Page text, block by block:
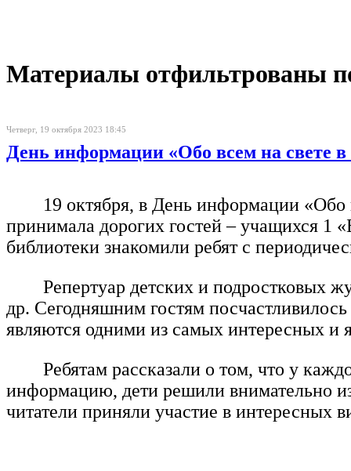
Материалы отфильтрованы
Четверг, 19 октября 2023 18:45
День информации «Обо всем на свете в
19 октября, в День информации «Обо
принимала дорогих гостей – учащихся
библиотеки знакомили ребят с
Репертуар детских и подростковых
др. Сегодняшним гостям
являются одними из самых интересных и
Ребятам рассказали о том, что у
информацию, дети решили внимательно
читатели приняли участие в интересных